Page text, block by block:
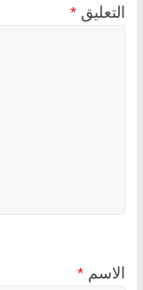
التعليق *
الاسم *